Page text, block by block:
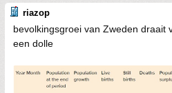
riazop
bevolkingsgroei van Zweden draait
een dolle